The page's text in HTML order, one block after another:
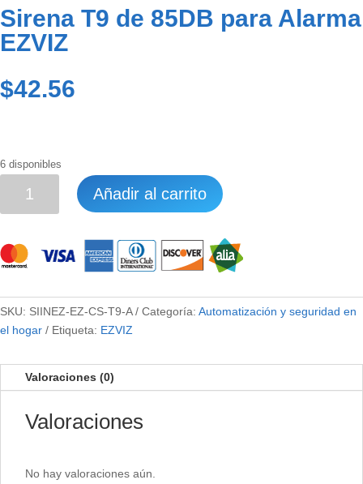
Sirena T9 de 85DB para Alarma
EZVIZ
$42.56
6 disponibles
para
EZVIZ
cantidad
Añadir al carrito
SKU: SIINEZ-EZ-CS-T9-A Categoría: Automatización y seguridad en
el hogar
Etiqueta: EZVIZ
Valoraciones (0)
Valoraciones
No hay valoraciones aún.